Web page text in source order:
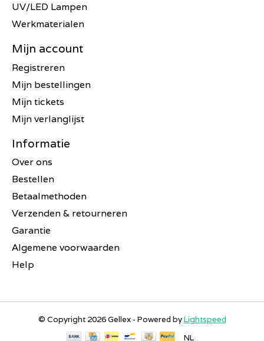
UV/LED Lampen
Werkmaterialen
Mijn account
Registreren
Mijn bestellingen
Mijn tickets
Mijn verlanglijst
Informatie
Over ons
Bestellen
Betaalmethoden
Verzenden & retourneren
Garantie
Algemene voorwaarden
Help
© Copyright 2026 Gellex - Powered byLightspeed
NL